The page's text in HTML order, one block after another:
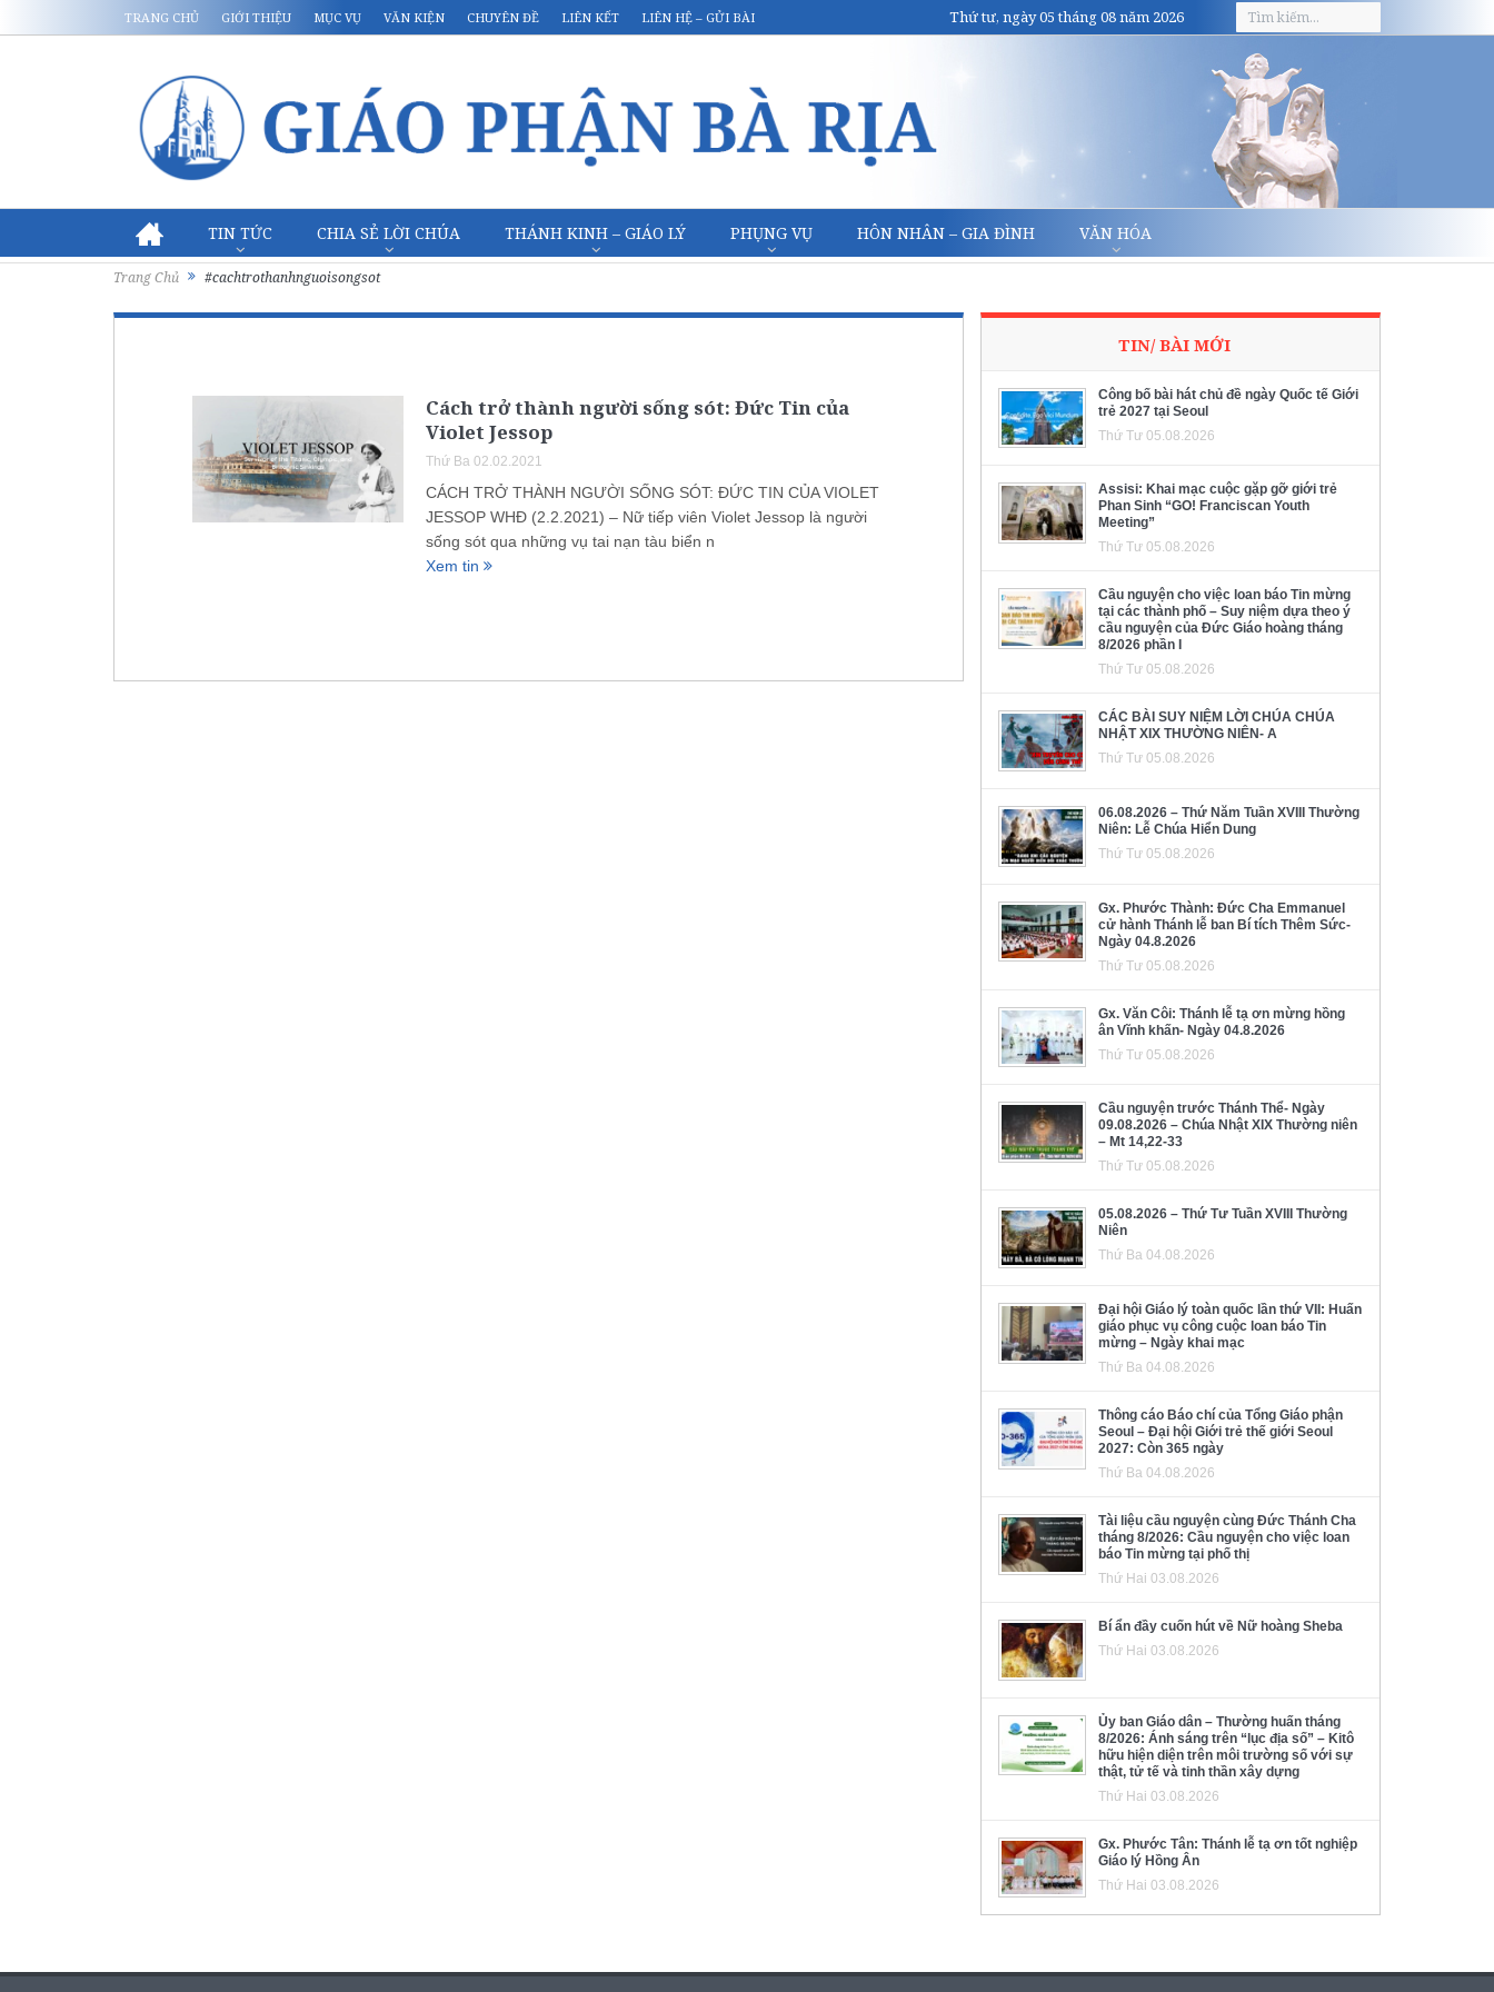
TRANG CHỦ GIỚI THIỆU MỤC VỤ VĂN KIỆN CHUYÊN ĐỀ LIÊN KẾT LIÊN HỆ – GỬI BÀI Thứ tư, ngày 05 tháng 08 năm 2026
TIN TỨC CHIA SẺ LỜI CHÚA THÁNH KINH – GIÁO LÝ PHỤNG VỤ HÔN NHÂN – GIA ĐÌNH VĂN HÓA
Trang Chủ #cachtrothanhnguoisongsot
Cách trở thành người sống sót: Đức Tin của
Violet Jessop
Thứ Ba 02.02.2021
CÁCH TRỞ THÀNH NGƯỜI SỐNG SÓT: ĐỨC TIN CỦA VIOLET
JESSOP WHĐ (2.2.2021) – Nữ tiếp viên Violet Jessop là người
sống sót qua những vụ tai nạn tàu biển n
Xem tin
TIN/ BÀI MỚI
Công bố bài hát chủ đề ngày Quốc tế Giới
trẻ 2027 tại Seoul
Thứ Tư 05.08.2026
Assisi: Khai mạc cuộc gặp gỡ giới trẻ
Phan Sinh “GO! Franciscan Youth
Meeting”
Thứ Tư 05.08.2026
Cầu nguyện cho việc loan báo Tin mừng
tại các thành phố – Suy niệm dựa theo ý
cầu nguyện của Đức Giáo hoàng tháng
8/2026 phần I
Thứ Tư 05.08.2026
CÁC BÀI SUY NIỆM LỜI CHÚA CHÚA
NHẬT XIX THƯỜNG NIÊN- A
Thứ Tư 05.08.2026
06.08.2026 – Thứ Năm Tuần XVIII Thường
Niên: Lễ Chúa Hiển Dung
Thứ Tư 05.08.2026
Gx. Phước Thành: Đức Cha Emmanuel
cử hành Thánh lễ ban Bí tích Thêm Sức-
Ngày 04.8.2026
Thứ Tư 05.08.2026
Gx. Văn Côi: Thánh lễ tạ ơn mừng hồng
ân Vĩnh khấn- Ngày 04.8.2026
Thứ Tư 05.08.2026
Cầu nguyện trước Thánh Thể- Ngày
09.08.2026 – Chúa Nhật XIX Thường niên
– Mt 14,22-33
Thứ Tư 05.08.2026
05.08.2026 – Thứ Tư Tuần XVIII Thường
Niên
Thứ Ba 04.08.2026
Đại hội Giáo lý toàn quốc lần thứ VII: Huấn
giáo phục vụ công cuộc loan báo Tin
mừng – Ngày khai mạc
Thứ Ba 04.08.2026
Thông cáo Báo chí của Tổng Giáo phận
Seoul – Đại hội Giới trẻ thế giới Seoul
2027: Còn 365 ngày
Thứ Ba 04.08.2026
Tài liệu cầu nguyện cùng Đức Thánh Cha
tháng 8/2026: Cầu nguyện cho việc loan
báo Tin mừng tại phố thị
Thứ Hai 03.08.2026
Bí ẩn đầy cuốn hút về Nữ hoàng Sheba
Thứ Hai 03.08.2026
Ủy ban Giáo dân – Thường huấn tháng
8/2026: Ánh sáng trên “lục địa số” – Kitô
hữu hiện diện trên môi trường số với sự
thật, tử tế và tinh thần xây dựng
Thứ Hai 03.08.2026
Gx. Phước Tân: Thánh lễ tạ ơn tốt nghiệp
Giáo lý Hồng Ân
Thứ Hai 03.08.2026